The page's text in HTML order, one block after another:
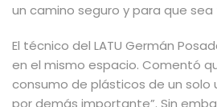
un camino seguro y para que
El técnico del LATU Germán
en el mismo espacio. Comentó
consumo de plásticos de un solo
por demás importante”. Sin